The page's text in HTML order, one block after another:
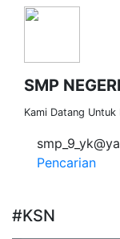
SMP
Kami Datang
Pencarian
#KSN